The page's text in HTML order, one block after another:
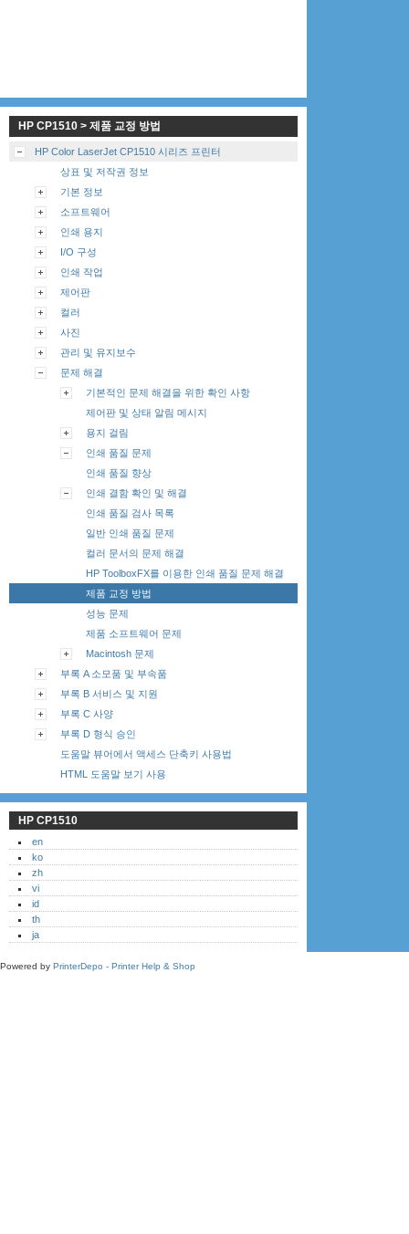
HP CP1510 > 제품 교정 방법
HP Color LaserJet CP1510 시리즈 프린터
상표 및 저작권 정보
기본 정보
소프트웨어
인쇄 용지
I/O 구성
인쇄 작업
제어판
컬러
사진
관리 및 유지보수
문제 해결
기본적인 문제 해결을 위한 확인 사항
제어판 및 상태 알림 메시지
용지 걸림
인쇄 품질 문제
인쇄 품질 향상
인쇄 결함 확인 및 해결
인쇄 품질 검사 목록
일반 인쇄 품질 문제
컬러 문서의 문제 해결
HP ToolboxFX를 이용한 인쇄 품질 문제 해결
제품 교정 방법
성능 문제
제품 소프트웨어 문제
Macintosh 문제
부록 A 소모품 및 부속품
부록 B 서비스 및 지원
부록 C 사양
부록 D 형식 승인
도움말 뷰어에서 액세스 단축키 사용법
HTML 도움말 보기 사용
HP CP1510
en
ko
zh
vi
id
th
ja
Powered by PrinterDepo - Printer Help & Shop